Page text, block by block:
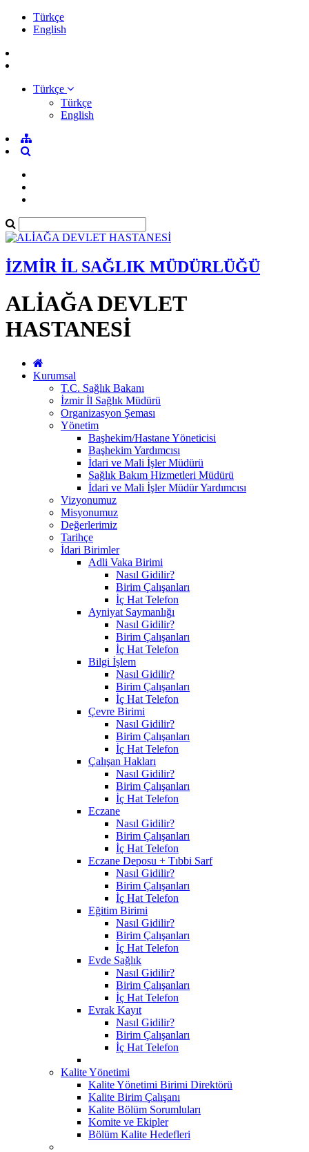
Türkçe
English
Türkçe
Türkçe
English
İZMİR İL SAĞLIK MÜDÜRLÜĞÜ
ALİAĞA DEVLET
HASTANESİ
Kurumsal
T.C. Sağlık Bakanı
İzmir İl Sağlık Müdürü
Organizasyon Şeması
Yönetim
Başhekim/Hastane Yöneticisi
Başhekim Yardımcısı
İdari ve Mali İşler Müdürü
Sağlık Bakım Hizmetleri Müdürü
İdari ve Mali İşler Müdür Yardımcısı
Vizyonumuz
Misyonumuz
Değerlerimiz
Tarihçe
İdari Birimler
Adli Vaka Birimi
Nasıl Gidilir?
Birim Çalışanları
İç Hat Telefon
Ayniyat Saymanlığı
Nasıl Gidilir?
Birim Çalışanları
İç Hat Telefon
Bilgi İşlem
Nasıl Gidilir?
Birim Çalışanları
İç Hat Telefon
Çevre Birimi
Nasıl Gidilir?
Birim Çalışanları
İç Hat Telefon
Çalışan Hakları
Nasıl Gidilir?
Birim Çalışanları
İç Hat Telefon
Eczane
Nasıl Gidilir?
Birim Çalışanları
İç Hat Telefon
Eczane Deposu + Tıbbi Sarf
Nasıl Gidilir?
Birim Çalışanları
İç Hat Telefon
Eğitim Birimi
Nasıl Gidilir?
Birim Çalışanları
İç Hat Telefon
Evde Sağlık
Nasıl Gidilir?
Birim Çalışanları
İç Hat Telefon
Evrak Kayıt
Nasıl Gidilir?
Birim Çalışanları
İç Hat Telefon
Kalite Yönetimi
Kalite Yönetimi Birimi Direktörü
Kalite Birim Çalışanı
Kalite Bölüm Sorumluları
Komite ve Ekipler
Bölüm Kalite Hedefleri